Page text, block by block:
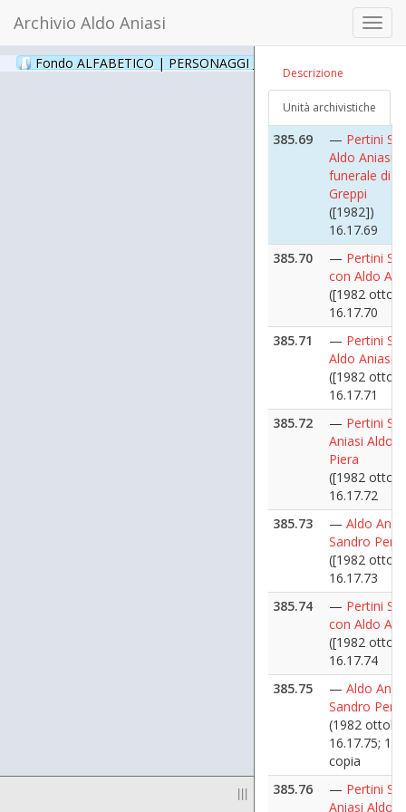
Archivio Aldo Aniasi
Fondo ALFABETICO | PERSONAGGI _ Archivio Fotografico
|||
Descrizione
Unità archivistiche
16.17.67
Pertini
([1981
16.17.68;
copia
385.69
— Pertini
Aldo Aniasi al
funerale di
Greppi
([1982])
16.17.69
385.70
— Pertini
con Aldo
([1982
16.17.70
385.71
— Pertini
Aldo Aniasi
([1982
16.17.71
385.72
— Pertini
Aniasi Aldo,
Piera
([1982
16.17.72
385.73
— Aldo
Sandro
([1982
16.17.73
385.74
— Pertini
con Aldo
([1982
16.17.74
385.75
— Aldo
Sandro
(1982
16.17.75;
copia
385.76
— Pertini
Aniasi Aldo,